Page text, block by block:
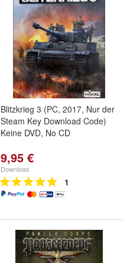
Blitzkrieg 3 (PC, 2017, Nur der
Steam Key Download Code)
Keine DVD, No CD
9,95 €
Download
1